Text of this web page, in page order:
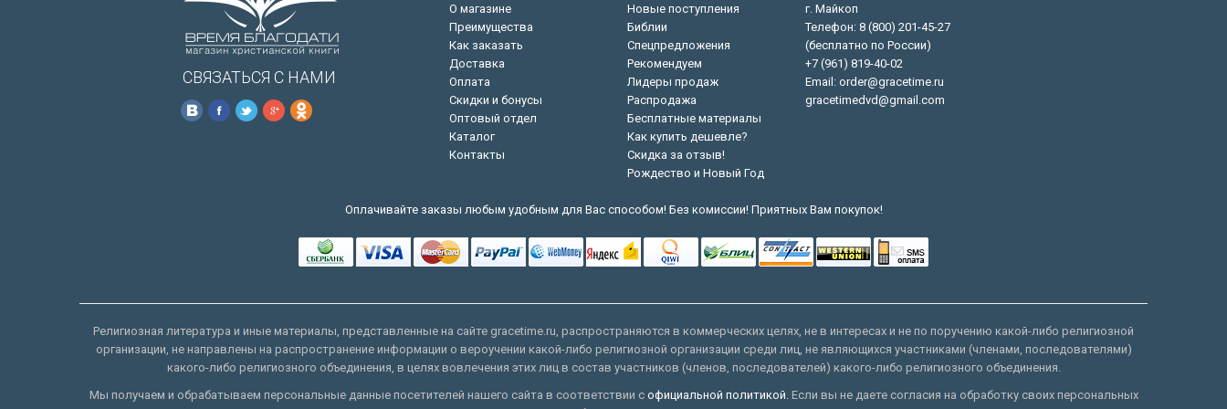
СВЯЗАТЬСЯ С НАМИ
О магазине
Преимущества
Как заказать
Доставка
Оплата
Скидки и бонусы
Оптовый отдел
Каталог
Контакты
Новые поступления
Библии
Спецпредложения
Рекомендуем
Лидеры продаж
Распродажа
Бесплатные материалы
Как купить дешевле?
Скидка за отзыв!
Рождество и Новый Год
г. Майкоп
Телефон: 8 (800) 201-45-27
(бесплатно по России)
+7 (961) 819-40-02
Email: order@gracetime.ru
gracetimedvd@gmail.com
Оплачивайте заказы любым удобным для Вас способом! Без комиссии! Приятных Вам покупок!
Религиозная литература и иные материалы, представленные на сайте gracetime.ru, распространяются в коммерческих целях, не в интересах и не по поручению какой-либо религиозной
организации, не направлены на распространение информации о вероучении какой-либо религиозной организации среди лиц, не являющихся участниками (членами, последователями)
какого-либо религиозного объединения, в целях вовлечения этих лиц в состав участников (членов, последователей) какого-либо религиозного объединения.
Мы получаем и обрабатываем персональные данные посетителей нашего сайта в соответствии с официальной политикой.Если вы не даете согласия на обработку своих персональных